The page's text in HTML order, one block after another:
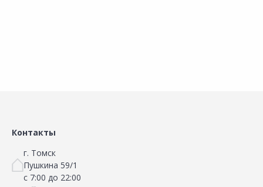
Контакты
г. Томск
Пушкина 59/1
с 7:00 до 22:00